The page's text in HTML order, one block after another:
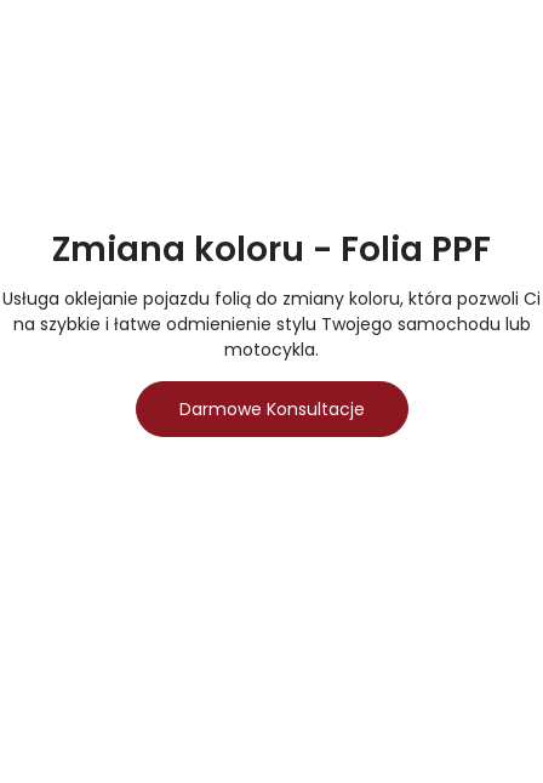
Zmiana koloru - Folia PPF
Usługa oklejanie pojazdu folią do zmiany koloru, która pozwoli Ci
na szybkie i łatwe odmienienie stylu Twojego samochodu lub
motocykla.
Darmowe Konsultacje